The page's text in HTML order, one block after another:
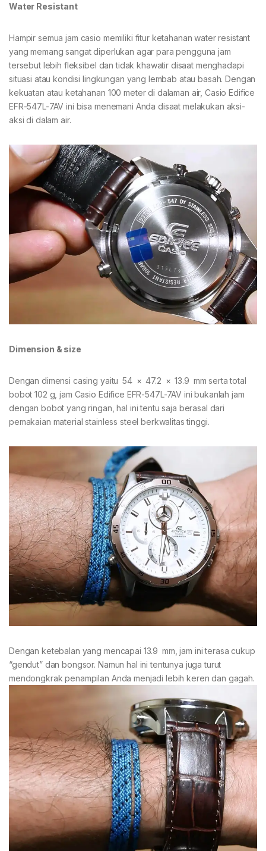
Water Resistant
Hampir semua jam casio memiliki fitur ketahanan water resistant
yang memang sangat diperlukan agar para pengguna jam
tersebut lebih fleksibel dan tidak khawatir disaat menghadapi
situasi atau kondisi lingkungan yang lembab atau basah. Dengan
kekuatan atau ketahanan 100 meter di dalaman air, Casio Edifice
EFR-547L-7AV ini bisa menemani Anda disaat melakukan aksi-
aksi di dalam air.
Dimension & size
Dengan dimensi casing yaitu 54 × 47.2 × 13.9 mm serta total
bobot 102 g, jam Casio Edifice EFR-547L-7AV ini bukanlah jam
dengan bobot yang ringan, hal ini tentu saja berasal dari
pemakaian material stainless steel berkwalitas tinggi.
Dengan ketebalan yang mencapai 13.9 mm, jam ini terasa cukup
“gendut” dan bongsor. Namun hal ini tentunya juga turut
mendongkrak penampilan Anda menjadi lebih keren dan gagah.